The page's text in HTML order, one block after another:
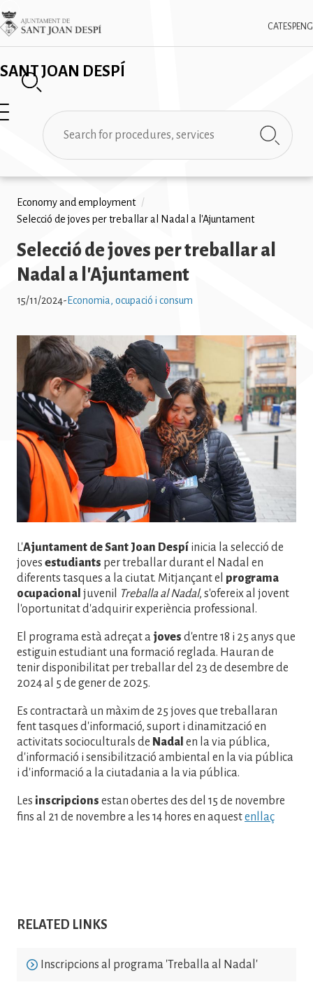
Skip
to
main
SANT JOAN DESPÍ
CAT ESPENG
Imatge
✕
Search
Breadcrumb
Economy and employment /
Selecció de joves per treballar al Nadal a l'Ajuntament
Selecció de joves per treballar al
Nadal a l'Ajuntament
15/11/2024- Economia, ocupació i consum
Imatge
L'Ajuntament de Sant Joan Despí inicia la selecció de
joves estudiants per treballar durant el Nadal en
diferents tasques a la ciutat. Mitjançant el programa
ocupacional juvenil Treballa al Nadal, s'ofereix al jovent
l'oportunitat d'adquirir experiència professional.
El programa està adreçat a joves d'entre 18 i 25 anys que
estiguin estudiant una formació reglada. Hauran de
tenir disponibilitat per treballar del 23 de desembre de
2024 al 5 de gener de 2025.
Es contractarà un màxim de 25 joves que treballaran
fent tasques d'informació, suport i dinamització en
activitats socioculturals de Nadal en la via pública,
d'informació i sensibilització ambiental en la via pública
i d'informació a la ciutadania a la via pública.
Les inscripcions estan obertes des del 15 de novembre
fins al 21 de novembre a les 14 hores en aquestenllaç
RELATED LINKS
Inscripcions al programa 'Treballa al Nadal'